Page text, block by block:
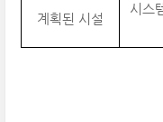
계획된 시설
시스